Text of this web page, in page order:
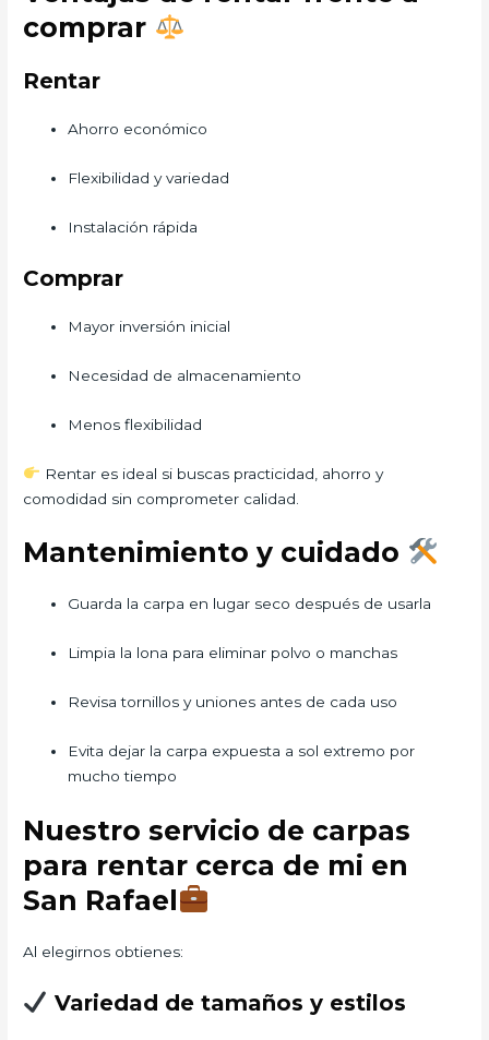
comprar
Rentar
Ahorro económico
Flexibilidad y variedad
Instalación rápida
Comprar
Mayor inversión inicial
Necesidad de almacenamiento
Menos flexibilidad
Rentar es ideal si buscas practicidad, ahorro y
comodidad sin comprometer calidad.
Mantenimiento y cuidado
Guarda la carpa en lugar seco después de usarla
Limpia la lona para eliminar polvo o manchas
Revisa tornillos y uniones antes de cada uso
Evita dejar la carpa expuesta a sol extremo por
mucho tiempo
Nuestro servicio de carpas
para rentar cerca de mi en
San Rafael
Al elegirnos obtienes:
Variedad de tamaños y estilos